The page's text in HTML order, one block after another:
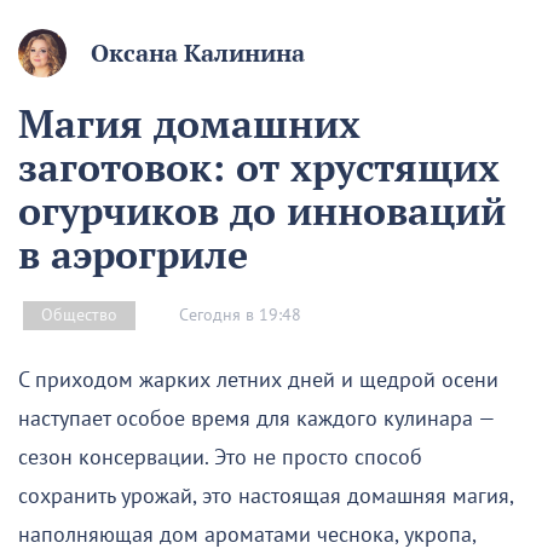
Оксана Калинина
Магия домашних
заготовок: от хрустящих
огурчиков до инноваций
в аэрогриле
Общество Сегодня в 19:48
С приходом жарких летних дней и щедрой осени
наступает особое время для каждого кулинара —
сезон консервации. Это не просто способ
сохранить урожай, это настоящая домашняя магия,
наполняющая дом ароматами чеснока, укропа,